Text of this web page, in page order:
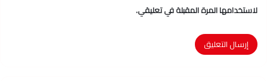
لاستخدامها المرة المقبلة في تعليقي.